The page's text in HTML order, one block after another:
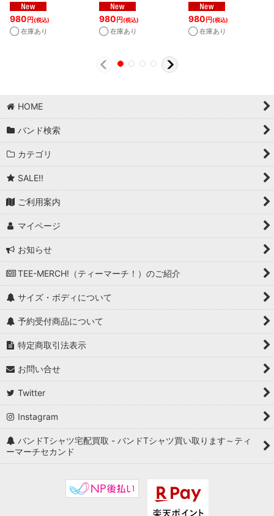
980 円(税込)
◯ 在庫あり
980 円(税込)
◯ 在庫あり
980 円(税込)
◯ 在庫あり
HOME
バンド検索
カテゴリ
SALE!!
ご利用案内
マイページ
お知らせ
TEE-MERCH!（ティーマーチ！）のご紹介
サイズ・ボディについて
予約受付商品について
特定商取引法表示
お問い合せ
Twitter
Instagram
バンドTシャツ宅配買取 - バンドTシャツ買い取ります～ティ
ーマーチセカンド